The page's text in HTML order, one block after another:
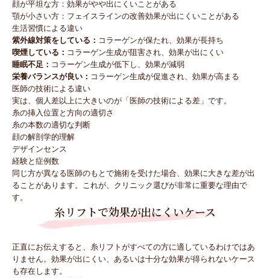
顔が平坦な方：効果がやや出にくいことがある
顎が小さい方：フェイスラインの改善効果が出にくいことがある
生活習慣による違い
紫外線対策をしている： コラーゲンが保たれ、効果が長持ち
喫煙している： コラーゲン生成が阻害され、効果が出にくい
睡眠不足： コラーゲン生成が低下し、効果が減弱
栄養バランスが良い： コラーゲン生成が促進され、効果が高まる
医師の技術による違い
実は、個人差以上に大きいのが「医師の技術による差」です。
糸の挿入位置と方向の適切さ
糸の本数の適切な判断
顔の解剖学的理解
デザインセンス
経験と症例数
同じ方が異なる医師のもとで施術を受けた場合、効果に大きな差が出
ることがあります。これが、クリニック選びが非常に重要な理由で
す。
糸リフトで効果が出にくいケース
正直にお伝えすると、糸リフトがすべての方に適しているわけではあ
りません。効果が出にくい、あるいは十分な効果が得られないケース
も存在します。